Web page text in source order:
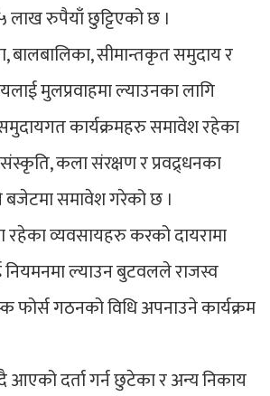
लाख रुपैयाँ छुट्टिएको छ ।
बालबालिका, सीमान्तकृत समुदाय र
मुलप्रवाहमा ल्याउनका लागि
समुदायगत कार्यक्रमहरु समावेश रहेका
कला संरक्षण र प्रवद्र्धनका
बजेटमा समावेश गरेको छ ।
रहेका व्यवसायहरु करको दायरामा
ल्याउन बुटवलले राजस्व
गठनको विधि अपनाउने कार्यक्रम
आएको दर्ता गर्न छुटेका र अन्य निकाय